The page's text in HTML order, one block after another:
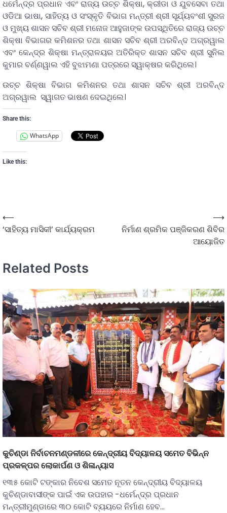
ଧର୍ମେନ୍ଦ୍ର ପ୍ରଧାନ ଏବଂ ରାଜ୍ୟ ଉଚ୍ଚ ଶିକ୍ଷା, କ୍ରୀଡା ଓ ଯୁବସେବା ତଥା
ଓଡିଆ ଭାଷା, ସାହିତ୍ୟ ଓ ସଂସ୍କୃତି ବିଭାଗ ମନ୍ତ୍ରୀ ଶ୍ରୀ ସୂର୍ଯ୍ୟବଂଶୀ ସୁରଜ
ଓ ମୁଖ୍ୟ ଶାସନ ସଚିବ ଶ୍ରୀ ମନୋଜ ଆହୁଜାଙ୍କ ଉପସ୍ଥିତିରେ ରାଜ୍ୟ ଉଚ୍ଚ
ଶିକ୍ଷା ବିଭାଗର କମିଶନର ତଥା ଶାସନ ସଚିବ ଶ୍ରୀ ଅରବିନ୍ଦ ଅଗ୍ରୱାଲ
ଏବଂ କେନ୍ଦ୍ର ଶିକ୍ଷା ମନ୍ତ୍ରାଳୟର ଅତିରିକ୍ତ ଶାସନ ସଚିବ ଶ୍ରୀ ସୁନିଲ
କୁମାର ବର୍ଣ୍ଣୱାଲ ଏହି ବୁଝାମଣା ପତ୍ରରେ ସ୍ୱାକ୍ଷର କରିଥିଲେ।
ଉଚ୍ଚ ଶିକ୍ଷା ବିଭାଗ କମିଶନର ତଥା ଶାସନ ସଚିବ ଶ୍ରୀ ଅରବିନ୍ଦ
ଅଗ୍ରୱାଲ ସ୍ୱାଗତ ଭାଷଣ ଦେଇଥିଲେ।
Share this:
WhatsApp
Like this:
⟵
‘ସାହିତ୍ୟ ମାସିକୀ’ କାର୍ଯ୍ୟକ୍ରମ
ନିର୍ମାଣ ଶ୍ରମିକ ପଞ୍ଜିକରଣ ଶିବିର
ଆୟୋଜିତ
⟶
Related Posts
କୁଚିଣ୍ଡା ନିର୍ବାଚନମଣ୍ଡଳୀରେ କେନ୍ଦ୍ରୀୟ ବିଦ୍ୟାଳୟ ସମେତ ବିଭିନ୍ନ
ପ୍ରକଳ୍ପର ଲୋକାର୍ପଣ ଓ ଶିଳାନ୍ୟାସ
୧୩୫ କୋଟି ଟଙ୍କାର ନିବେଶ ସମେତ ନୂତନ କେନ୍ଦ୍ରୀୟ ବିଦ୍ୟାଳୟ
କୁଚିଣ୍ଡାବାସୀଙ୍କ ପାଇଁ ଏକ ଉପହାର -ଧର୍ମେନ୍ଦ୍ର ପ୍ରଧାନ
ମନ୍ତ୍ରୀମୁଣ୍ଡାରେ ୩୦ କୋଟି ବ୍ୟୟରେ ନିର୍ମାଣ ହେବ…